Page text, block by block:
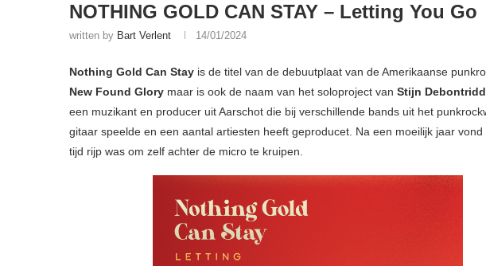
NOTHING GOLD CAN STAY – Letting You Go
written by Bart Verlent 14/01/2024
Nothing Gold Can Stay is de titel van de debuutplaat van de Amerikaanse
New Found Glory maar is ook de naam van het soloproject van Stijn
een muzikant en producer uit Aarschot die bij verschillende bands uit het
gitaar speelde en een aantal artiesten heeft geproducet. Na een moeilijk jaar vond
tijd rijp was om zelf achter de micro te kruipen.